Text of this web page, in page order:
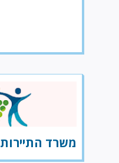
משרד התיירות